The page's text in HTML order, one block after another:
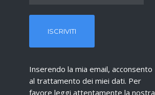
Inserendo la mia email, acconsento
al trattamento dei miei dati. Per
favore leggi attentamente la nostra